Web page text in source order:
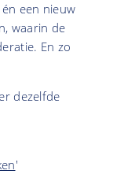
een nieuw
waarin de
En zo
dezelfde
'